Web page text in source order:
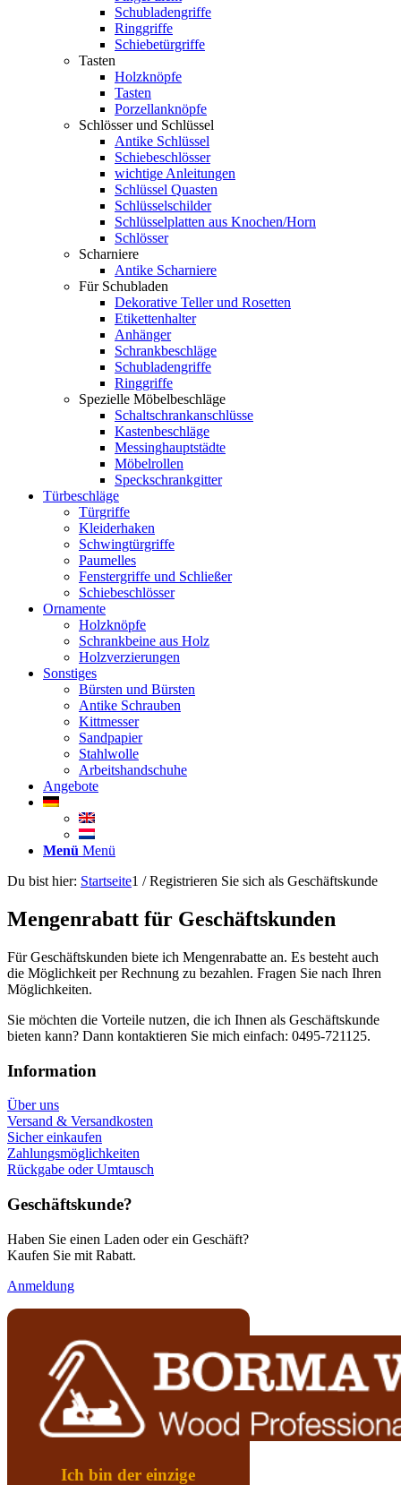
Schubladengriffe
Ringgriffe
Schiebetürgriffe
Tasten
Holzknöpfe
Tasten
Porzellanknöpfe
Schlösser und Schlüssel
Antike Schlüssel
Schiebeschlösser
wichtige Anleitungen
Schlüssel Quasten
Schlüsselschilder
Schlüsselplatten aus Knochen/Horn
Schlösser
Scharniere
Antike Scharniere
Für Schubladen
Dekorative Teller und Rosetten
Etikettenhalter
Anhänger
Schrankbeschläge
Schubladengriffe
Ringgriffe
Spezielle Möbelbeschläge
Schaltschrankanschlüsse
Kastenbeschläge
Messinghauptstädte
Möbelrollen
Speckschrankgitter
Türbeschläge
Türgriffe
Kleiderhaken
Schwingtürgriffe
Paumelles
Fenstergriffe und Schließer
Schiebeschlösser
Ornamente
Holzknöpfe
Schrankbeine aus Holz
Holzverzierungen
Sonstiges
Bürsten und Bürsten
Antike Schrauben
Kittmesser
Sandpapier
Stahlwolle
Arbeitshandschuhe
Angebote
Menü Menü
Du bist hier: Startseite1 / Registrieren Sie sich als Geschäftskunde
Mengenrabatt für Geschäftskunden
Für Geschäftskunden biete ich Mengenrabatte an. Es besteht auch
die Möglichkeit per Rechnung zu bezahlen. Fragen Sie nach Ihren
Möglichkeiten.
Sie möchten die Vorteile nutzen, die ich Ihnen als Geschäftskunde
bieten kann? Dann kontaktieren Sie mich einfach: 0495-721125.
Information
Über uns
Versand & Versandkosten
Sicher einkaufen
Zahlungsmöglichkeiten
Rückgabe oder Umtausch
Geschäftskunde?
Haben Sie einen Laden oder ein Geschäft?
Kaufen Sie mit Rabatt.
Anmeldung
Ich bin der einzige